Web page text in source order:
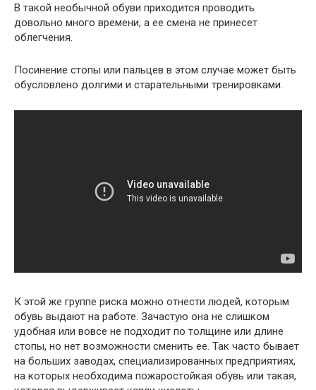
В такой необычной обуви приходится проводить
довольно много времени, а ее смена не принесет
облегчения.
Посинение стопы или пальцев в этом случае может быть
обусловлено долгими и старательными тренировками.
К этой же группе риска можно отнести людей, которым
обувь выдают на работе. Зачастую она не слишком
удобная или вовсе не подходит по толщине или длине
стопы, но нет возможности сменить ее. Так часто бывает
на больших заводах, специализированных предприятиях,
на которых необходима пожаростойкая обувь или такая,